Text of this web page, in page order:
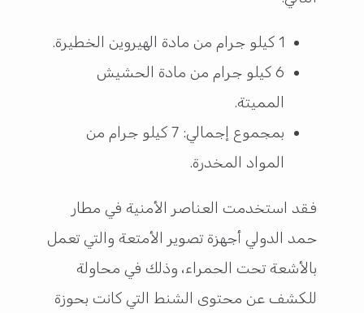
1 كيلو جرام من مادة الهيروين الخطيرة.
6 كيلو جرام من مادة الحشيش
المميتة.
بمجموع إجمالي: 7 كيلو جرام من
المواد المخدرة.
فقد استخدمت العناصر الأمنية في مطار
حمد الدولي أجهزة تصوير الأمتعة والتي تعمل
بالأشعة تحت الحمراء، وذلك في محاولة
للكشف عن محتوى الشنط التي كانت بحوزة